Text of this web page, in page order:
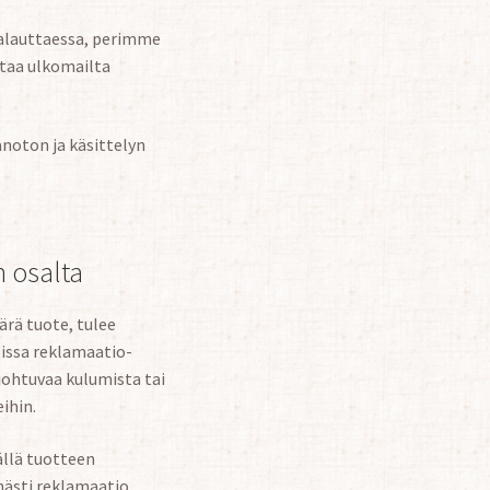
perimme
ulkomailta
ja käsittelyn
osalta
tuote, tulee
reklamaatio-
kulumista tai
tuotteen